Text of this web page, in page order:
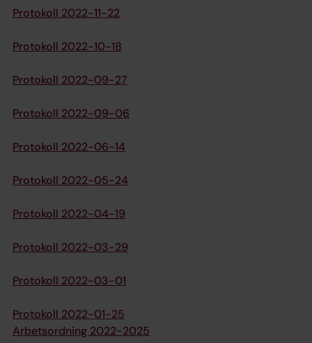
Protokoll 2022-11-22
Protokoll 2022-10-18
Protokoll 2022-09-27
Protokoll 2022-09-06
Protokoll 2022-06-14
Protokoll 2022-05-24
Protokoll 2022-04-19
Protokoll 2022-03-29
Protokoll 2022-03-01
Protokoll 2022-01-25
Arbetsordning 2022-2025